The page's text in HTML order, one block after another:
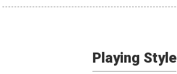
Playing Style